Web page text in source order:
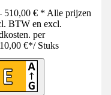
€ * Alle prijzen
BTW en excl.
per
€*/ Stuks